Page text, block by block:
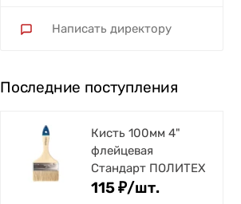
Написать директору
Последние поступления
Кисть 100мм 4"
флейцевая
Стандарт ПОЛИТЕХ
115₽/шт.